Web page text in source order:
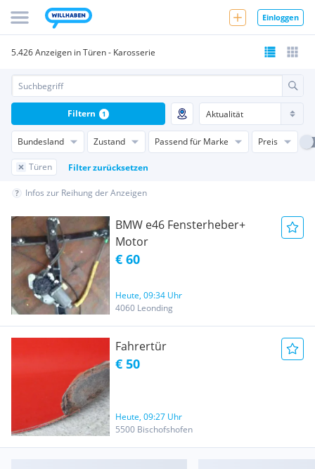
Einloggen
5.426 Anzeigen in Türen - Karosserie
Bundesland Zustand Passend für Marke Preis
Türen Filter zurücksetzen
Filtern 1
Infos zur Reihung der Anzeigen
BMW e46 Fensterheber+
Motor
€ 60
Heute, 09:34 Uhr
4060 Leonding
Fahrertür
€ 50
Heute, 09:27 Uhr
5500 Bischofshofen